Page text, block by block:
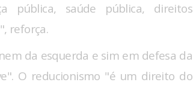
pública, saúde pública, direitos
reforça.
da esquerda e sim em defesa da
O reducionismo "é um direito do